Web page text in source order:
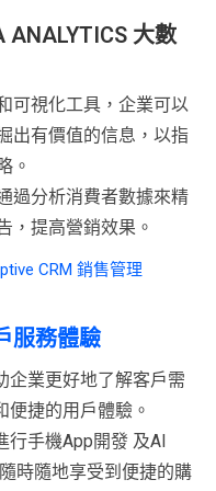
ANALYTICS 大數
可視化工具，企業可以
出有價值的信息，以指
。
過分析消費者數據來精
，提高營銷效果。
CRM 銷售管理
服務體驗
企業更好地了解客戶需
便捷的用戶體驗。
行手機App開發 及AI
時隨地享受到便捷的購